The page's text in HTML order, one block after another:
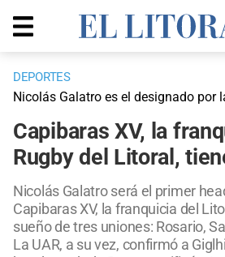
DEPORTES
Nicolás Galatro es el designado por
Capibaras XV, la
Rugby del Litoral,
Nicolás Galatro será el primer
Capibaras XV, la franquicia del
sueño de tres uniones: Rosario,
La UAR, a su vez, confirmó a